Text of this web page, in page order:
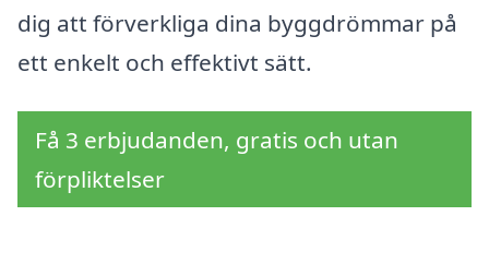
dig att förverkliga dina byggdrömmar på
ett enkelt och effektivt sätt.
Få 3 erbjudanden, gratis och utan
förpliktelser